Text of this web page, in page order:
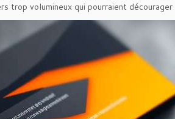
trop volumineux qui pourraient